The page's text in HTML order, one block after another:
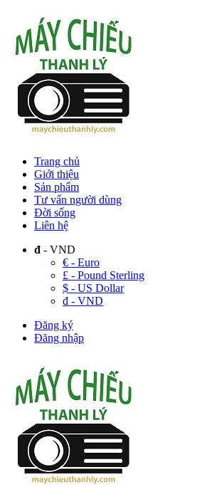
Trang chủ
Giới thiệu
Sản phẩm
Tư vấn người dùng
Đời sống
Liên hệ
đ - VND
€ - Euro
£ - Pound Sterling
$ - US Dollar
đ - VND
Đăng ký
Đăng nhập